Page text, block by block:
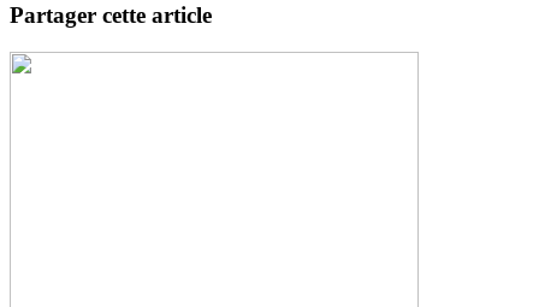
Partager cette article